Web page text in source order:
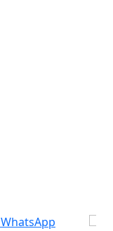
WhatsApp